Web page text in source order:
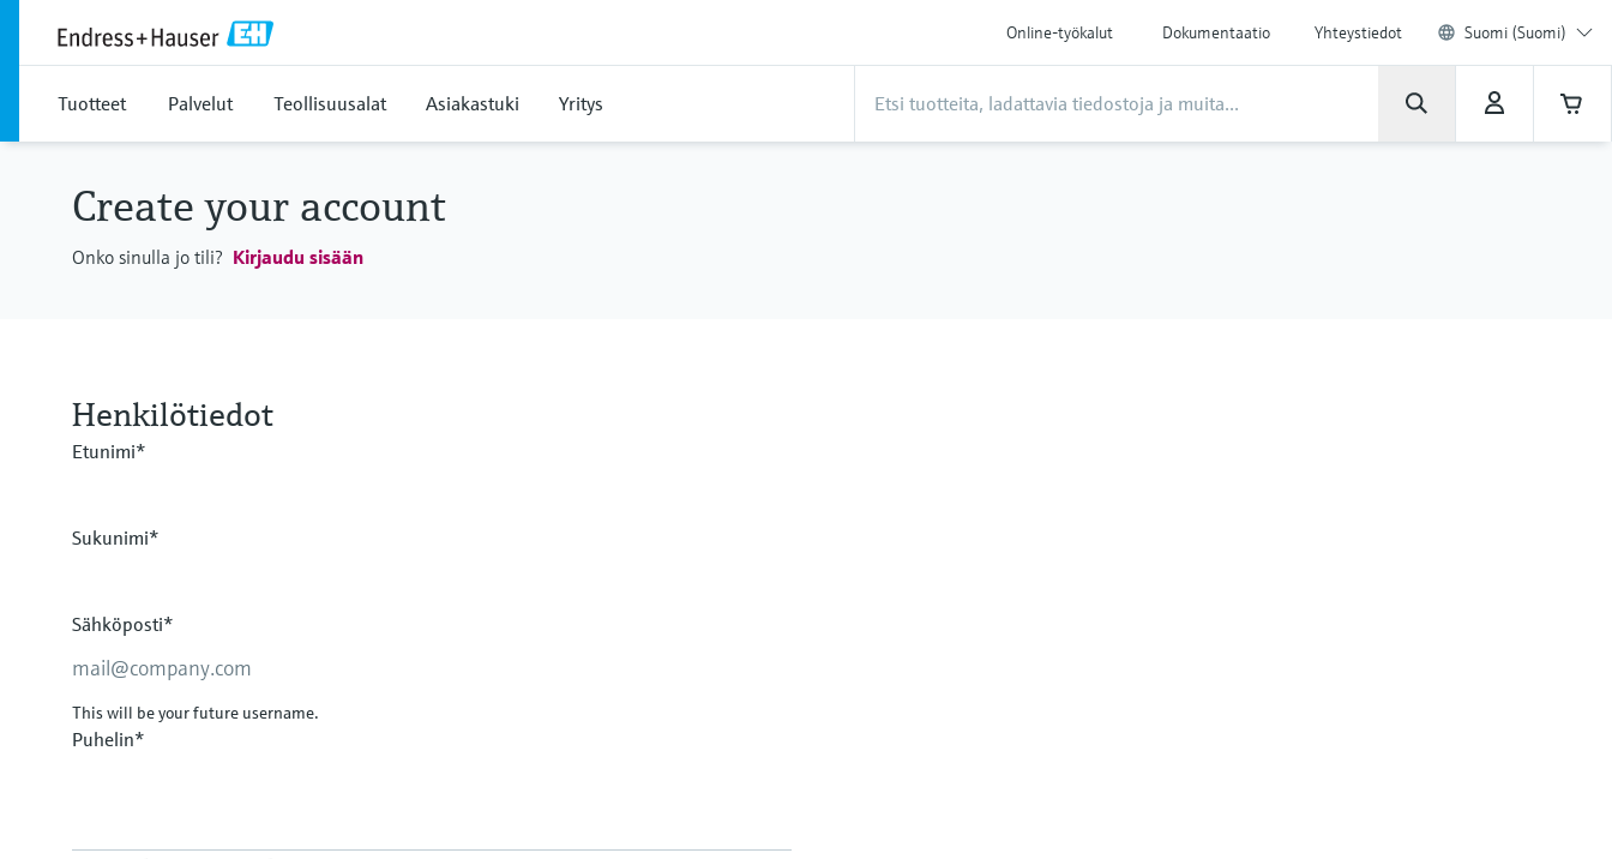
Online-työkalut Dokumentaatio Yhteystiedot Suomi (Suomi)
Tuotteet Palvelut Teollisuusalat Asiakastuki Yritys
Create your account
Onko sinulla jo tili? Kirjaudu sisään
Henkilötiedot
Etunimi*
Sukunimi*
Sähköposti*
This will be your future username.
Puhelin*